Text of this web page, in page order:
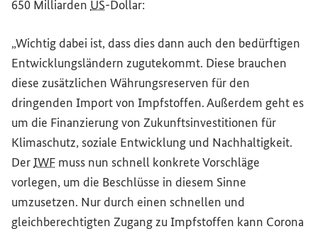
650 Milliarden US-Dollar:
„Wichtig dabei ist, dass dies dann auch den bedürftigen
Entwicklungsländern zugutekommt. Diese brauchen
diese zusätzlichen Währungsreserven für den
dringenden Import von Impfstoffen. Außerdem geht es
um die Finanzierung von Zukunftsinvestitionen für
Klimaschutz, soziale Entwicklung und Nachhaltigkeit.
DerIWF muss nun schnell konkrete Vorschläge
vorlegen, um die Beschlüsse in diesem Sinne
umzusetzen. Nur durch einen schnellen und
gleichberechtigten Zugang zu Impfstoffen kann Corona